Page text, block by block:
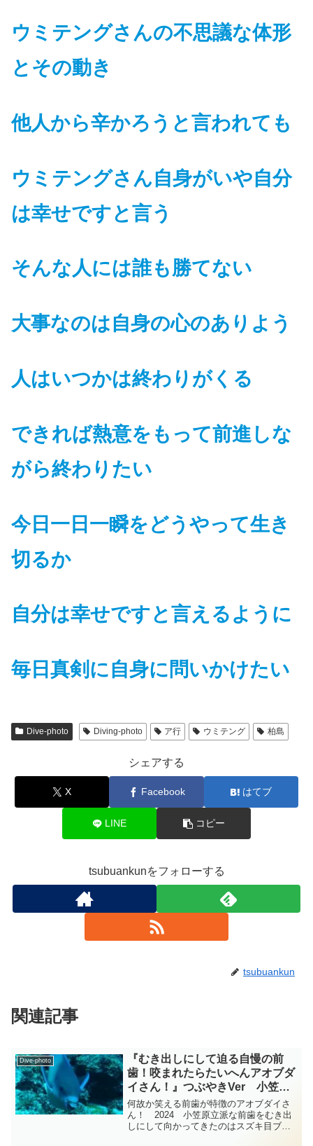
ウミテングさんの不思議な体形
とその動き
他人から辛かろうと言われても
ウミテングさん自身がいや自分
は幸せですと言う
そんな人には誰も勝てない
大事なのは自身の心のありよう
人はいつかは終わりがくる
できれば熱意をもって前進しな
がら終わりたい
今日一日一瞬をどうやって生き
切るか
自分は幸せですと言えるように
毎日真剣に自身に問いかけたい
Dive-photo Diving-photo ア行 ウミテング 柏島
シェアする
X Facebook はてブ
LINE コピー
tsubuankunをフォローする
tsubuankun
関連記事
Dive-photo
『むき出しにして迫る自慢の前
歯！咬まれたらたいへんアオブダ
イさん！』つぶやきVer 小笠
原 ダイビングｰフォト‐
tsubuankun
何故か笑える前歯が特徴のアオブダイさ
ん！ 2024 小笠原立派な前歯をむき出
しにして向かってきたのはスズキ目ブダ